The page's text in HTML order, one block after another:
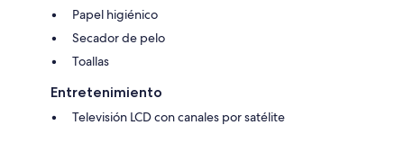
Papel higiénico
Secador de pelo
Toallas
Entretenimiento
Televisión LCD con canales por satélite